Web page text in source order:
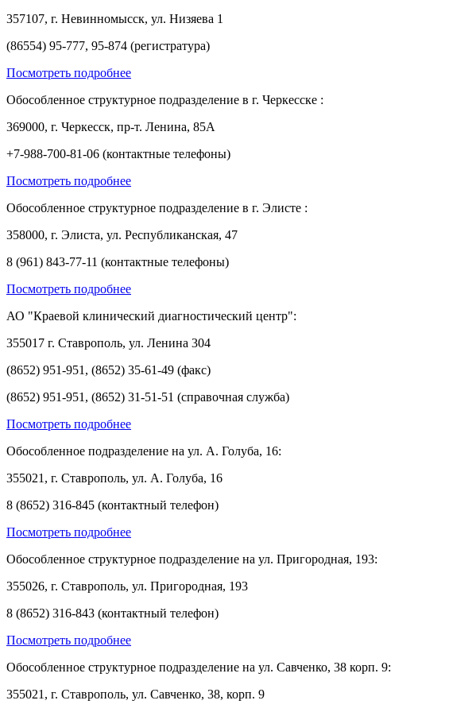
357107, г. Невинномысск, ул. Низяева 1
(86554) 95-777, 95-874 (регистратура)
Посмотреть подробнее
Обособленное структурное подразделение в г. Черкесске :
369000, г. Черкесск, пр-т. Ленина, 85А
+7-988-700-81-06 (контактные телефоны)
Посмотреть подробнее
Обособленное структурное подразделение в г. Элисте :
358000, г. Элиста, ул. Республиканская, 47
8 (961) 843-77-11 (контактные телефоны)
Посмотреть подробнее
АО "Краевой клинический диагностический центр":
355017 г. Ставрополь, ул. Ленина 304
(8652) 951-951, (8652) 35-61-49 (факс)
(8652) 951-951, (8652) 31-51-51 (справочная служба)
Посмотреть подробнее
Обособленное подразделение на ул. А. Голуба, 16:
355021, г. Ставрополь, ул. А. Голуба, 16
8 (8652) 316-845 (контактный телефон)
Посмотреть подробнее
Обособленное структурное подразделение на ул. Пригородная, 193:
355026, г. Ставрополь, ул. Пригородная, 193
8 (8652) 316-843 (контактный телефон)
Посмотреть подробнее
Обособленное структурное подразделение на ул. Савченко, 38 корп. 9:
355021, г. Ставрополь, ул. Савченко, 38, корп. 9